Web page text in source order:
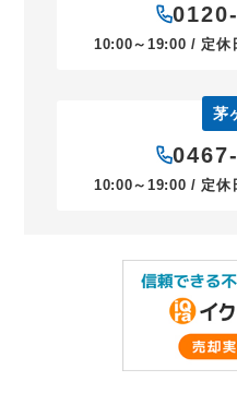
10:00～19:00 / 定休
茅
10:00～19:00 / 定休